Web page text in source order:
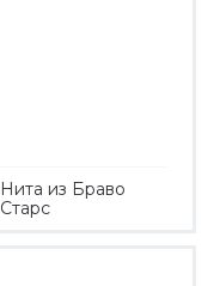
Нита из Браво
Старс